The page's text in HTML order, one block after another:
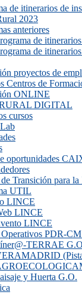
de itinerarios de
2023
anteriores
de
de
proyectos de
Centros de
ONLINE
DIGITAL
cursos
oportunidades
Transición para
UTIL
LINCE
LINCE
LINCE
PDR-
TERRAE
y Huerta G.O.